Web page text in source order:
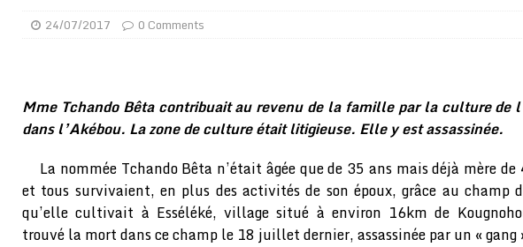
[ 01/08/2026 ] Bénin : Romuald Wadagni reçoit le milliardaire Aliko Dangote
[ 31/07/2026 ] Niger : le FMI débloque une bouffée d’oxygène financière
[ 31/07/2026 ] Franco Baresi, légendaire défenseur de l’Italie et de l’AC
[ 31/07/2026 ] Benjamin Mendy a vendu aux enchères son trophée de la
[ 31/07/2026 ]
Bénin : les membres du Sénat installés
24/07/2017 0 Comments
Mme Tchando Bêta contribuait au revenu de la famille par la culture de
dans l’Akébou. La zone de culture était litigieuse. Elle y est assassinée.
La nommée Tchando Bêta n’était âgée que de 35 ans mais déjà mère
et tous survivaient, en plus des activités de son époux, grâce au champ
qu’elle cultivait à Esséléké, village situé à environ 16km de
trouvé la mort dans ce champ le 18 juillet dernier, assassinée par un « gang